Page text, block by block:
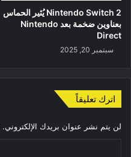
Nintendo Switch 2 يُثير الحماس
بعناوين ضخمة بعد Nintendo
Direct
سبتمبر 20, 2025
اترك تعليقاً
لن يتم نشر عنوان بريدك الإلكتروني.